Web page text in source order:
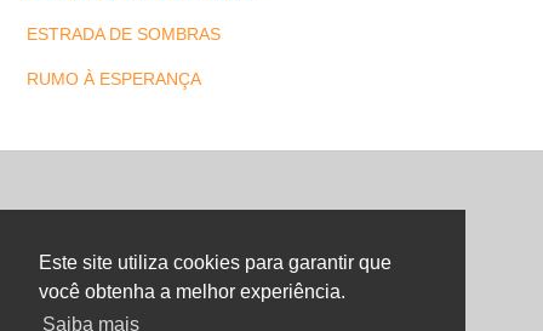
Este site utiliza cookies para garantir que
você obtenha a melhor experiência.
Saiba mais
ESTRADA DE SOMBRAS
RUMO À ESPERANÇA
Back
Top